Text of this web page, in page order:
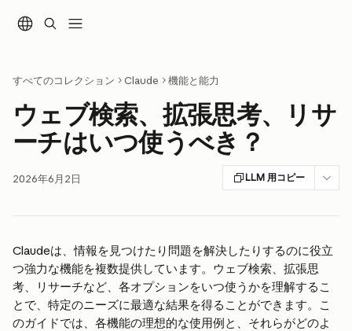
すべてのコレクション Claude 機能と能力
ウェブ検索、拡張思考、リサ
ーチはいつ使うべき？
2026年6月2日 LLM 用コピー
Claudeは、情報を見つけたり問題を解決したりするのに役立
つ強力な機能を複数提供しています。ウェブ検索、拡張思
考、リサーチなど、各オプションをいつ使うかを理解するこ
とで、特定のニーズに最適な結果を得ることができます。こ
のガイドでは、各機能の理想的な使用例と、それらがどのよ